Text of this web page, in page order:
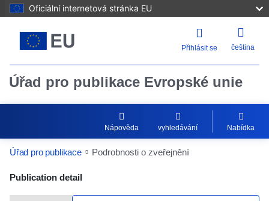
Oficiální internetová stránka EU
Přihlásit se čeština
Úřad pro publikace Evropské unie
Nápověda vyhledávání Nabídka
Úřad pro publikace Podrobnosti o zveřejnění
Publication Detail Actions Portlet
Publication detail